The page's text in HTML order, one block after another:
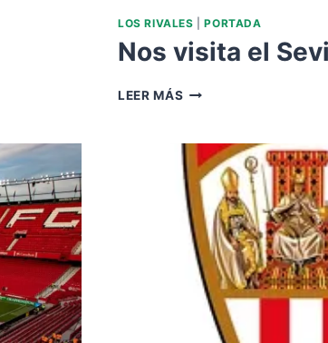
LOS RIVALES |PORTADA
Nos visita el
LEER MÁS NOS
SEVILLA
FC